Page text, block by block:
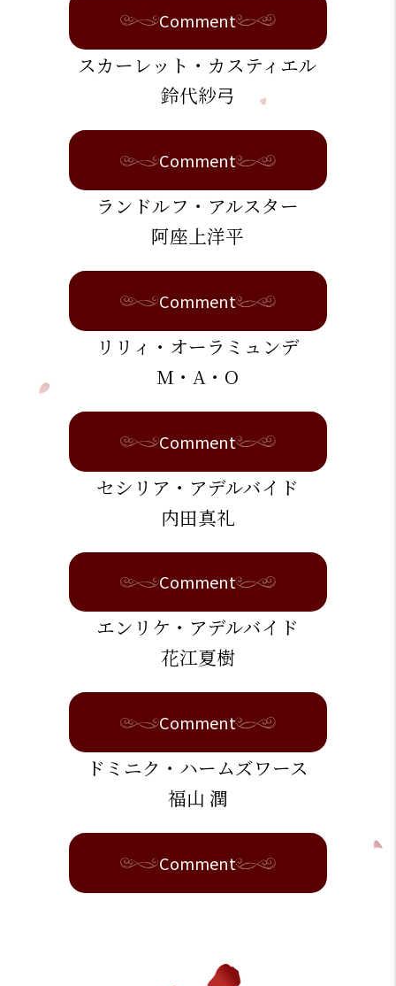
Comment
スカーレット・カスティエル
鈴代紗弓
Comment
ランドルフ・アルスター
阿座上洋平
Comment
リリィ・オーラミュンデ
M・A・O
Comment
セシリア・アデルバイド
内田真礼
Comment
エンリケ・アデルバイド
花江夏樹
Comment
ドミニク・ハームズワース
福山 潤
Comment